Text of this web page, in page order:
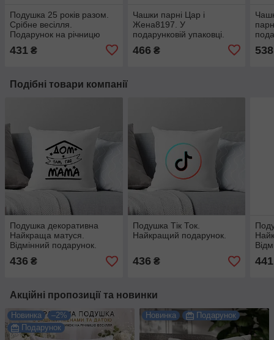
Подушка 25 років разом.
Срібне весілля.
Подарунок на річницю
431 ₴
Чашки парні Цар і
Жена8197. У
подарунковій упаковці.
466 ₴ 538
Подібні товари компанії
Подушка декоративна
Найкраща матуся.
Відмінний подарунок.
436 ₴
Подушка Тік Ток.
Найкращий подарунок.
436 ₴ 441
Акційні пропозиції та новинки
Новинка
–2%
Подарунок
Новинка Подарунок